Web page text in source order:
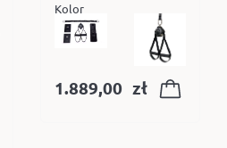
Kolor
1.889,00 zł